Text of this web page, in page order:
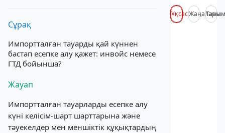
Сұрақ
Импортталған тауарды қай күннен
бастап есепке алу қажет: инвойс немесе
ГТД бойынша?
Жауап
Импортталған тауарларды есепке алу
күні келісім-шарт шарттарына және
тәуекелдер мен меншіктік құқықтардың
ҰқсасЖаңалары